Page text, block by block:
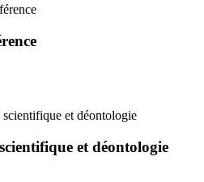
et déontologie
et déontologie